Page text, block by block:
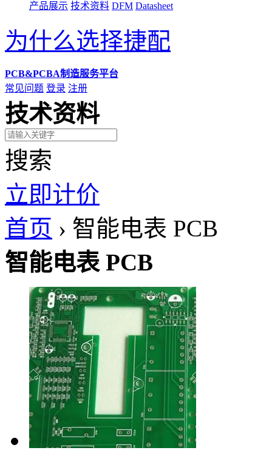
产品展示 技术资料 DFM Datasheet
为什么选择捷配
PCB&PCBA制造服务平台
常见问题 登录 注册
技术资料
搜索
立即计价
首页 › 智能电表 PCB
智能电表 PCB